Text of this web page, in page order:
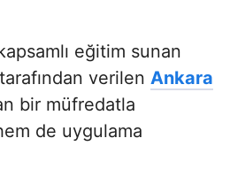
eğitim sunan
verilen Ankara
bir müfredatla
de uygulama